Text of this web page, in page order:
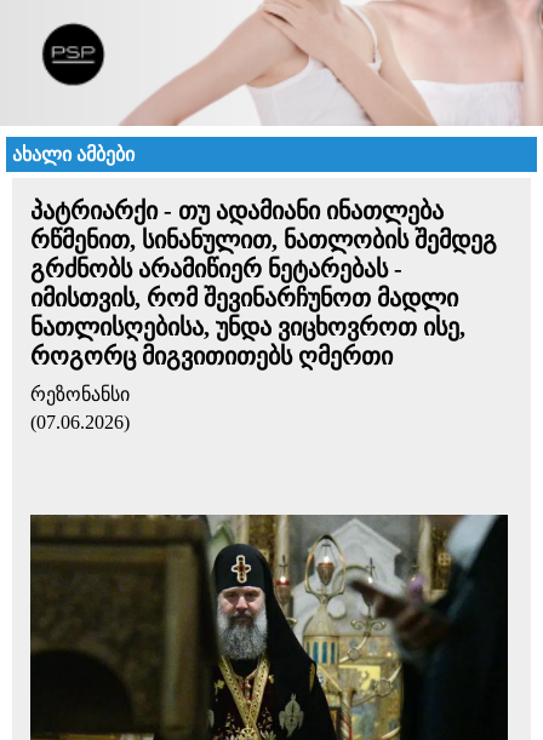
ახალი ამბები
პატრიარქი - თუ ადამიანი ინათლება
რწმენით, სინანულით, ნათლობის შემდეგ
გრძნობს არამიწიერ ნეტარებას -
იმისთვის, რომ შევინარჩუნოთ მადლი
ნათლისღებისა, უნდა ვიცხოვროთ ისე,
როგორც მიგვითითებს ღმერთი
რეზონანსი
(07.06.2026)